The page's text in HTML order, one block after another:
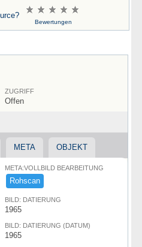
Bewertungen
ZUGRIFF
Offen
META OBJEKT
META:VOLLBILD BEARBEITUNG
Rohscan
BILD: DATIERUNG
1965
BILD: DATIERUNG (DATUM)
1965